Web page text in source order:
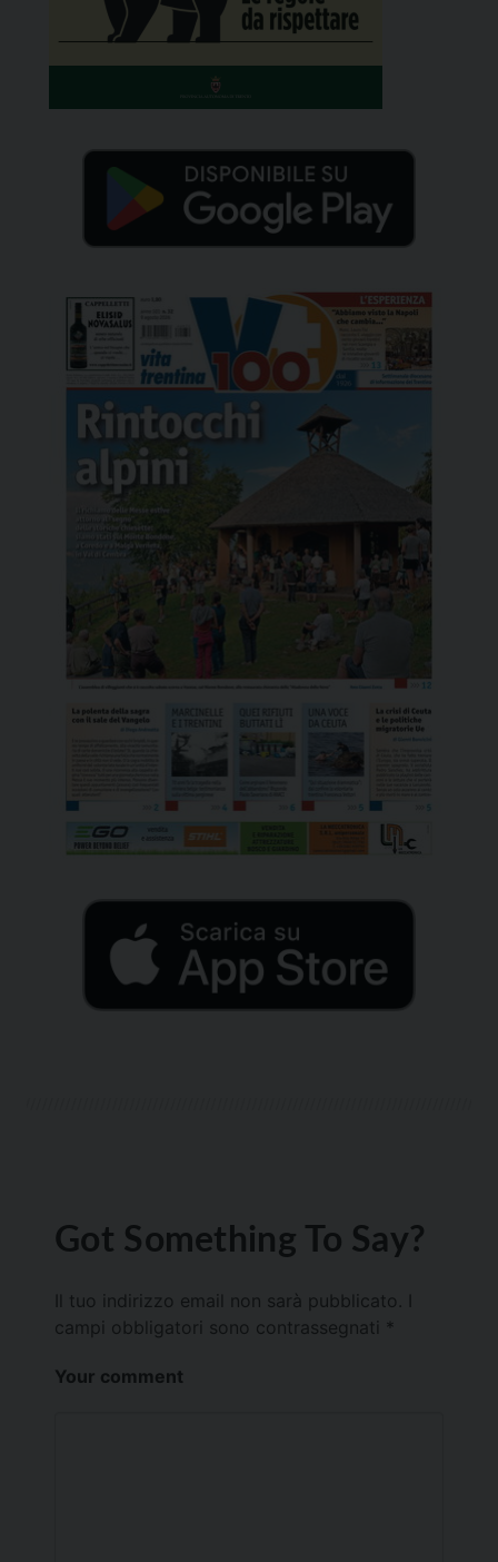
Got Something To Say?
Il tuo indirizzo email non sarà pubblicato.
campi obbligatori sono contrassegnati *
Your comment